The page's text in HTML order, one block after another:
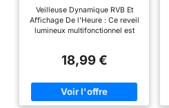
7 Couleurs
Veilleuse Dynamique RVB Et
Affichage De l'Heure : Ce reveil
lumineux multifonctionnel est
changeantes et de 6 modes
dynamique. Il suffit de cliquer
sur le bouton d'éclairage en
haut pour choisir différentes
18,99 €